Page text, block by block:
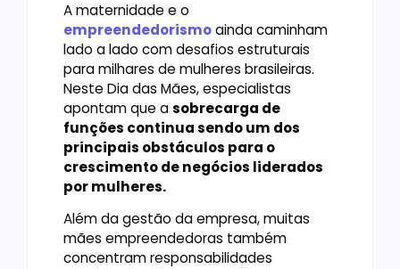
A maternidade e o
empreendedorismoainda caminham
lado a lado com desafios estruturais
para milhares de mulheres brasileiras.
Neste Dia das Mães, especialistas
apontam que asobrecarga de
funções continua sendo um dos
principais obstáculos para o
crescimento de negócios liderados
por mulheres.
Além da gestão da empresa, muitas
mães empreendedoras também
concentram responsabilidades